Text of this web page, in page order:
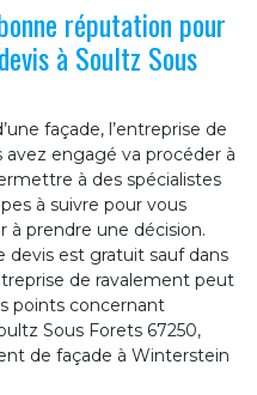
réputation pour
à Soultz Sous
façade, l’entreprise de
engagé va procéder à
à des spécialistes
à suivre pour vous
à prendre une décision.
devis est gratuit sauf dans
de ravalement peut
points concernant
Sous Forets 67250,
de façade à Winterstein